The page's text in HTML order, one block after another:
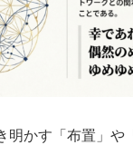
かす「布置」や